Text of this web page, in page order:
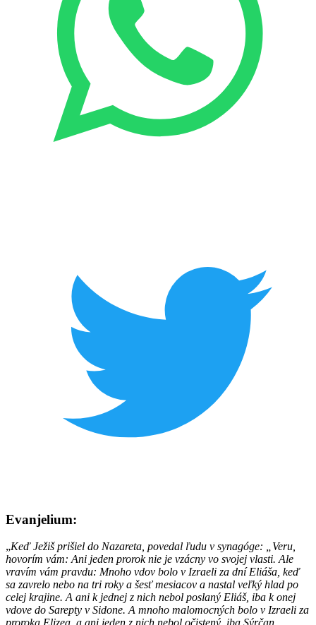
Evanjelium:
„Keď Ježiš prišiel do Nazareta, povedal ľudu v synagóge: „Veru,
hovorím vám: Ani jeden prorok nie je vzácny vo svojej vlasti. Ale
vravím vám pravdu: Mnoho vdov bolo v Izraeli za dní Eliáša, keď
sa zavrelo nebo na tri roky a šesť mesiacov a nastal veľký hlad po
celej krajine. A ani k jednej z nich nebol poslaný Eliáš, iba k onej
vdove do Sarepty v Sidone. A mnoho malomocných bolo v Izraeli za